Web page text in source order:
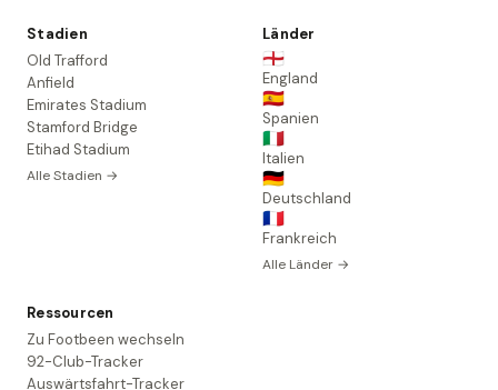
Stadien
Old Trafford
Anfield
Emirates Stadium
Stamford Bridge
Etihad Stadium
Alle Stadien →
Länder
🏴󠁧󠁢󠁥󠁮󠁧󠁿
England
🇪🇸
Spanien
🇮🇹
Italien
🇩🇪
Deutschland
🇫🇷
Frankreich
Alle Länder →
Ressourcen
Zu Footbeen wechseln
92-Club-Tracker
Auswärtsfahrt-Tracker